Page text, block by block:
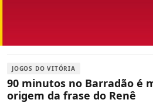
JOGOS DO VITÓRIA
90 minutos no Barradão é
origem da frase do Renê